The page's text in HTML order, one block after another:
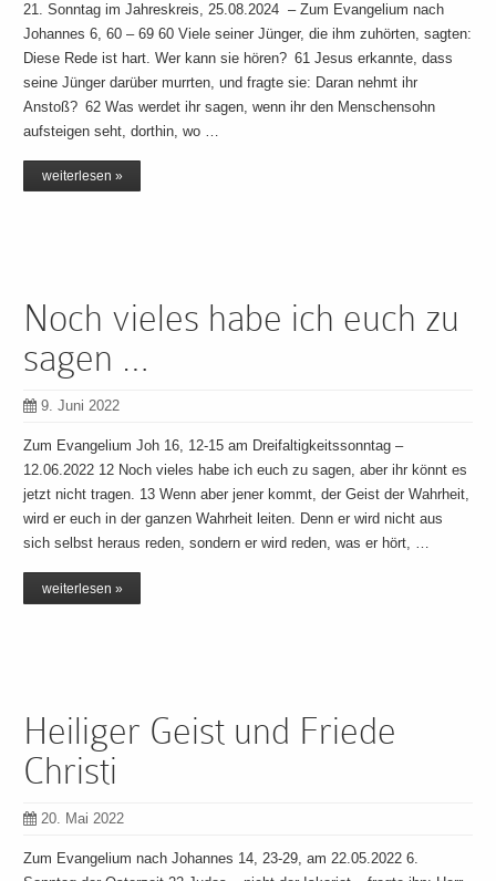
21. Sonntag im Jahreskreis, 25.08.2024 – Zum Evangelium nach
Johannes 6, 60 – 69 60 Viele seiner Jünger, die ihm zuhörten, sagten:
Diese Rede ist hart. Wer kann sie hören? 61 Jesus erkannte, dass
seine Jünger darüber murrten, und fragte sie: Daran nehmt ihr
Anstoß? 62 Was werdet ihr sagen, wenn ihr den Menschensohn
aufsteigen seht, dorthin, wo …
weiterlesen »
Noch vieles habe ich euch zu
sagen …
9. Juni 2022
Zum Evangelium Joh 16, 12-15 am Dreifaltigkeitssonntag –
12.06.2022 12 Noch vieles habe ich euch zu sagen, aber ihr könnt es
jetzt nicht tragen. 13 Wenn aber jener kommt, der Geist der Wahrheit,
wird er euch in der ganzen Wahrheit leiten. Denn er wird nicht aus
sich selbst heraus reden, sondern er wird reden, was er hört, …
weiterlesen »
Heiliger Geist und Friede
Christi
20. Mai 2022
Zum Evangelium nach Johannes 14, 23-29, am 22.05.2022 6.